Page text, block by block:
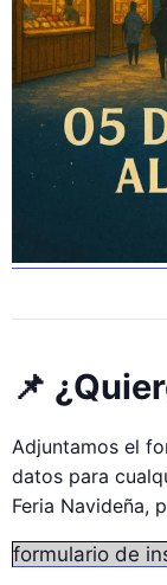
📌
Adjuntamos el
datos para
Feria Navideña,
formulario de